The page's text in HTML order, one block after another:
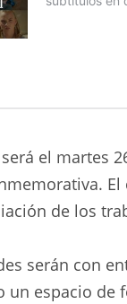
el martes
de los
serán con
un espacio de